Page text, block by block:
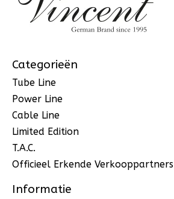
Categorieën
Tube Line
Power Line
Cable Line
Limited Edition
T.A.C.
Officieel Erkende Verkooppartners
Informatie